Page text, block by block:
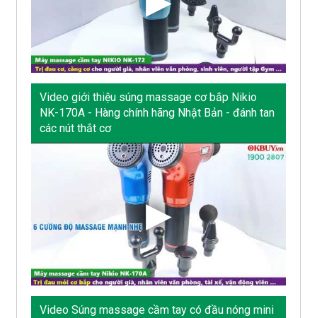
Video giới thiệu súng massage cơ bắp Nikio
NK-170A - Hàng chính hãng Nhật Bản - đánh tan
các nút thắt cơ
Video Súng massage cầm tay có đầu nóng mini